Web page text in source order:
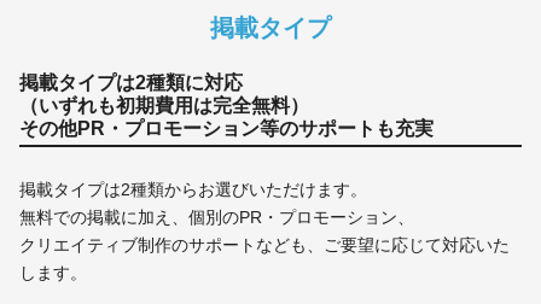
掲載タイプ
掲載タイプは2種類に対応
（いずれも初期費用は完全無料）
その他PR・プロモーション等のサポートも充実
掲載タイプは2種類からお選びいただけます。
無料での掲載に加え、個別のPR・プロモーション、
クリエイティブ制作のサポートなども、ご要望に応じて対応いた
します。